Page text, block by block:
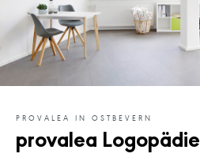
PROVALEA IN OSTBEVERN
provalea Logopädie